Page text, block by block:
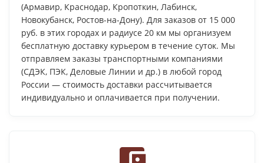
(Армавир, Краснодар, Кропоткин, Лабинск,
Новокубанск, Ростов-на-Дону). Для заказов от 15 000
руб. в этих городах и радиусе 20 км мы организуем
бесплатную доставку курьером в течение суток. Мы
отправляем заказы транспортными компаниями
(СДЭК, ПЭК, Деловые Линии и др.) в любой город
России — стоимость доставки рассчитывается
индивидуально и оплачивается при получении.